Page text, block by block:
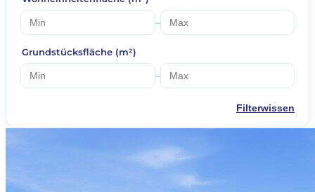
–
Grundstücksfläche (m²)
–
Filterwissen